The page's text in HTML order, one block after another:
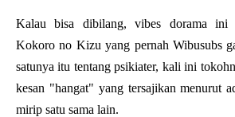
Kalau bisa dibilang, vibes dorama ini
Kokoro no Kizu yang pernah Wibusubs
satunya itu tentang psikiater, kali ini
kesan "hangat" yang tersajikan menurut
mirip satu sama lain.